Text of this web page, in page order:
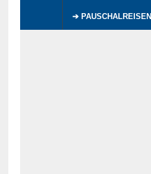
➔ PAUSCHALREISEN